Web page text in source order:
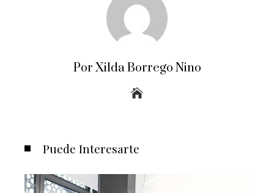
Por Xilda Borrego Nino
Puede Interesarte